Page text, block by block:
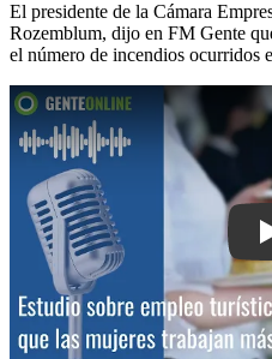
El presidente de la Cámara
Rozemblum, dijo en FM Gente
el número de incendios ocurridos